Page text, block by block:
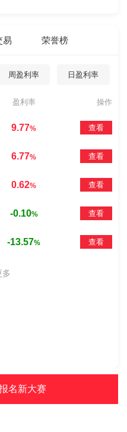
易 荣誉榜
周盈利率 日盈利率
盈利率 操作
9.77% 查看
6.77% 查看
0.62% 查看
-0.10% 查看
-13.57% 查看
多
名新大赛